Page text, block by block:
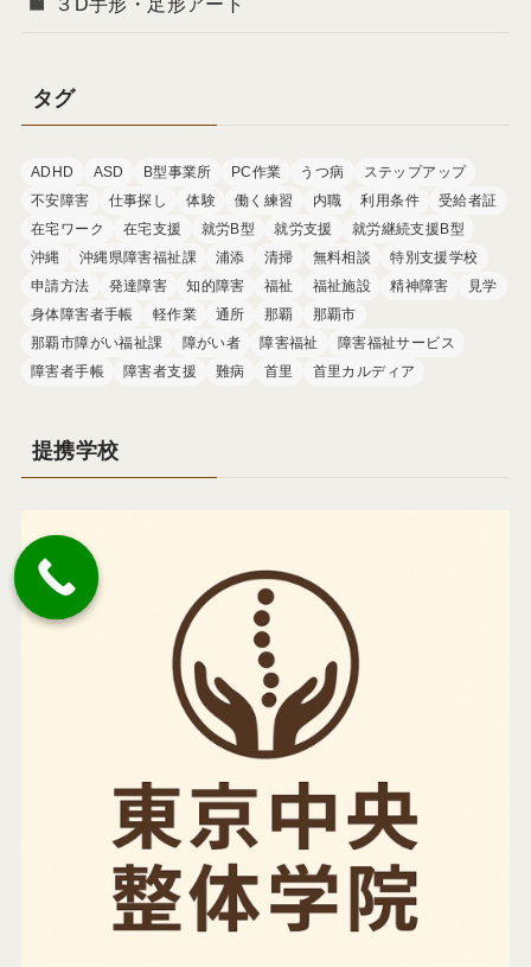
タグ
ADHD ASD B型事業所 PC作業 うつ病
ステップアップ
不安障害
仕事探し 体験 働く練習 内職 利用条件
受給者証
在宅ワーク
在宅支援 就労B型 就労支援
就労継続支援B型
沖縄
沖縄県障害福祉課 浦添 清掃 無料相談
特別支援学校
申請方法
発達障害 知的障害 福祉 福祉施設 精神障害
見学
身体障害者手帳
軽作業 通所 那覇
那覇市
那覇市障がい福祉課
障がい者 障害福祉
障害福祉サービス
障害者手帳
障害者支援 難病 首里 首里カルディア
提携学校